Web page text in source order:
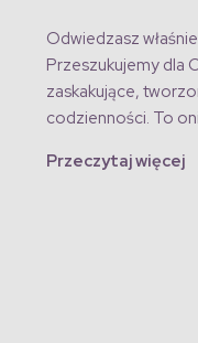
Odwiedzasz
Przeszukujemy dla
zaskakujące,
codzienności. To
Przeczytaj więcej